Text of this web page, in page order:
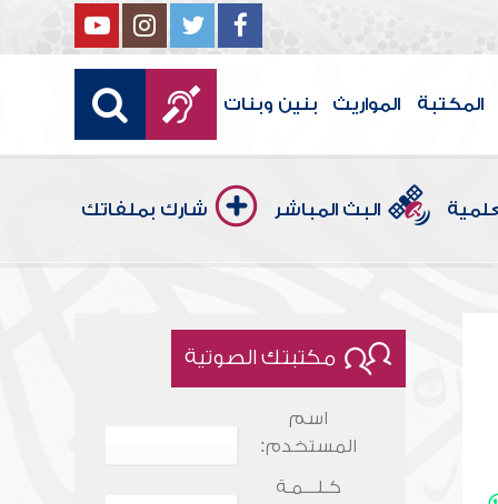
المكتبة المواريث بنين وبنات
البث المباشر شارك بملفاتك
مكتبتك الصوتية
اسم
المستخدم:
كـلـــمـة